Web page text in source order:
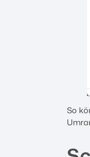
So